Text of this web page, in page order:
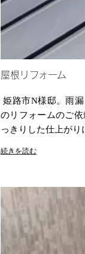
屋根リフォーム
姫路市N様邸。雨
のリフォームのご
っきりした仕上が
続きを読む